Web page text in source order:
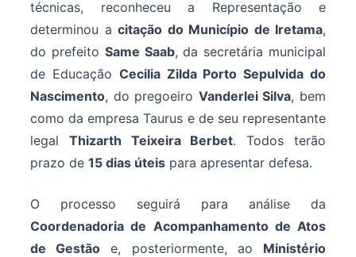
técnicas, reconheceu a Representação e
determinou a citação do Município de Iretama,
do prefeito Same Saab, da secretária municipal
de Educação Cecilia Zilda Porto Sepulvida do
Nascimento, do pregoeiro Vanderlei Silva, bem
como da empresa Taurus e de seu representante
legal Thizarth Teixeira Berbet. Todos terão
prazo de 15 dias úteis para apresentar defesa.
O processo seguirá para análise da
Coordenadoria de Acompanhamento de Atos
de Gestão e, posteriormente, ao Ministério